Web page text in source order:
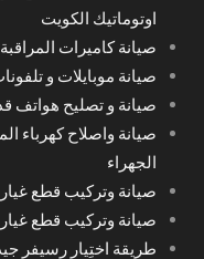
اوتوماتيك الكويت
صيانة كاميرات
صيانة موبايلات و
صيانة و تصليح هواتف
صيانة واصلاح كهرباء
الجهراء
صيانة وتركيب قطع
صيانة وتركيب قطع غيار
طريقة اختِيار رسيفر